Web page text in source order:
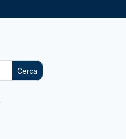
Cerca